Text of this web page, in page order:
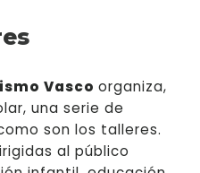
Vascoorganiza,
una serie de
son los talleres.
al público